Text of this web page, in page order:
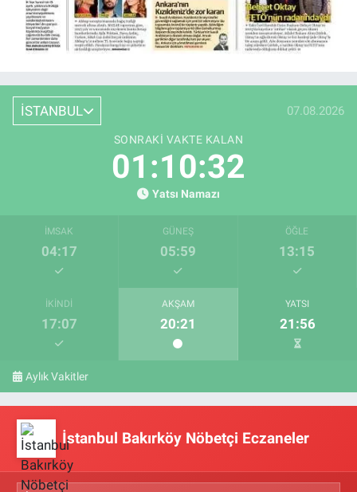
İSTANBUL 07.08.2026
SONRAKI VAKTE KALAN
01:10:32
Yatsı Namazı
İMSAK
04:17
GÜNEŞ
05:59
ÖĞLE
13:15
İKINDI
17:07
AKŞAM
20:21
YATSI
21:56
Aylık Vakitler
İstanbul Bakırköy Nöbetçi Eczaneler